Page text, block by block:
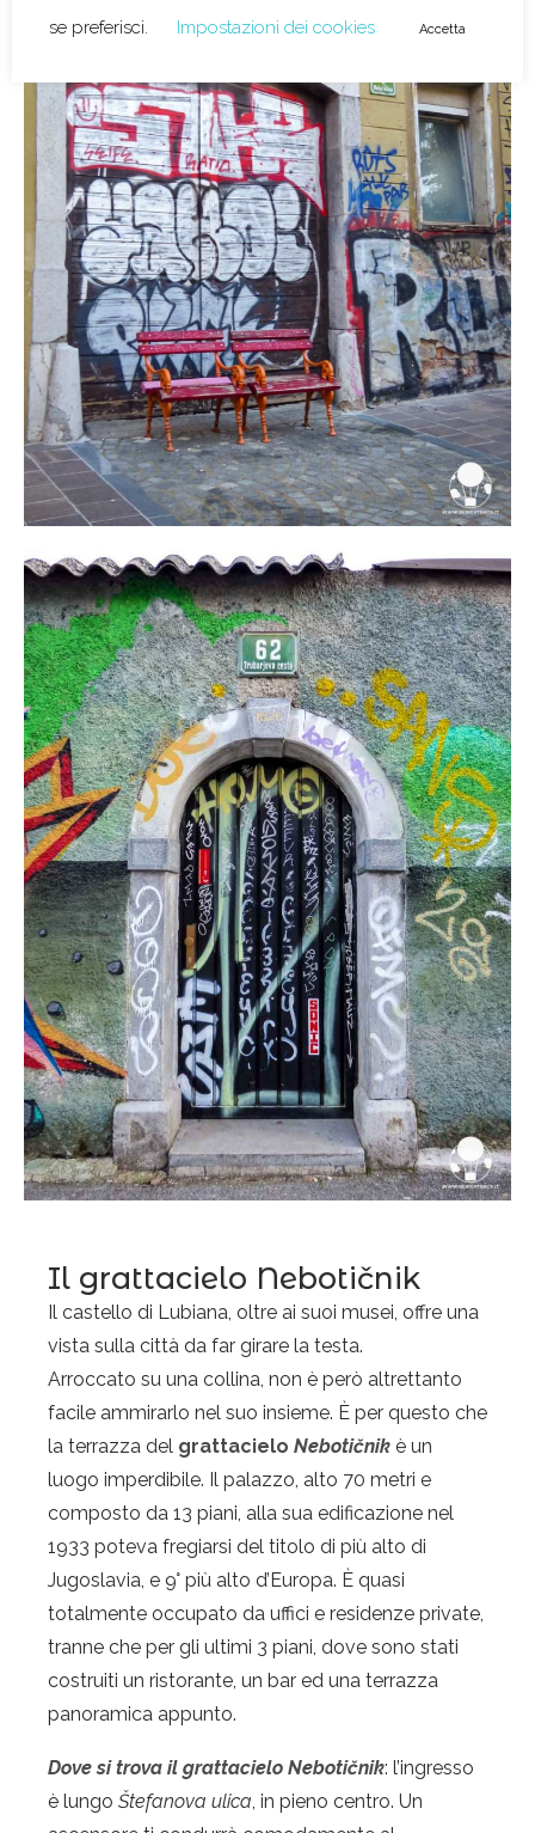
Il grattacielo Nebotičnik
Il castello di Lubiana, oltre ai suoi musei, offre una
vista sulla città da far girare la testa.
Arroccato su una collina, non è però altrettanto
facile ammirarlo nel suo insieme. È per questo che
la terrazza del grattacielo Nebotičnik è un
luogo imperdibile. Il palazzo, alto 70 metri e
composto da 13 piani, alla sua edificazione nel
1933 poteva fregiarsi del titolo di più alto di
Jugoslavia, e 9° più alto d’Europa. È quasi
totalmente occupato da uffici e residenze private,
tranne che per gli ultimi 3 piani, dove sono stati
costruiti un ristorante, un bar ed una terrazza
panoramica appunto.
Dove si trova il grattacielo Nebotičnik: l’ingresso
è lungo Štefanova ulica, in pieno centro. Un